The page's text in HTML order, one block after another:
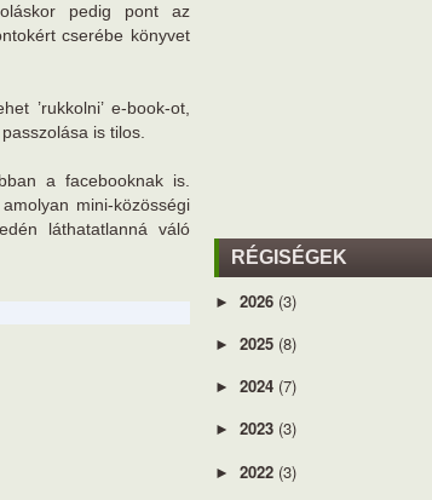
pedig pont az
cserébe könyvet
’rukkolni’ e-book-ot,
is tilos.
a facebooknak is.
mini-közösségi
láthatatlanná váló
RÉGISÉGEK
► 2026 (3)
► 2025 (8)
► 2024 (7)
► 2023 (3)
► 2022 (3)